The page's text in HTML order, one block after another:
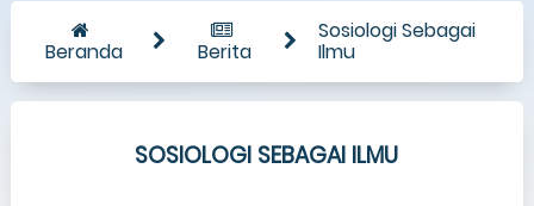
Beranda Berita
Sosiologi Sebagai
Ilmu
SOSIOLOGI SEBAGAI ILMU